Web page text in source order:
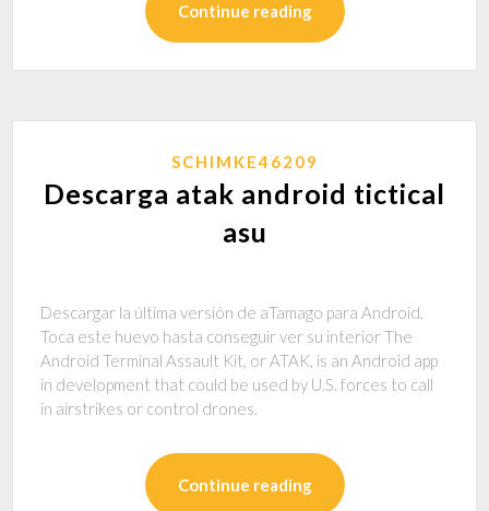
Continue reading
SCHIMKE46209
Descarga atak android tictical
asu
Descargar la última versión de aTamago para Android.
Toca este huevo hasta conseguir ver su interior The
Android Terminal Assault Kit, or ATAK, is an Android app
in development that could be used by U.S. forces to call
in airstrikes or control drones.
Continue reading